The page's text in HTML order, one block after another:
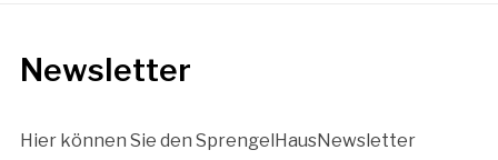
Newsletter
Hier können Sie den SprengelHausNewsletter